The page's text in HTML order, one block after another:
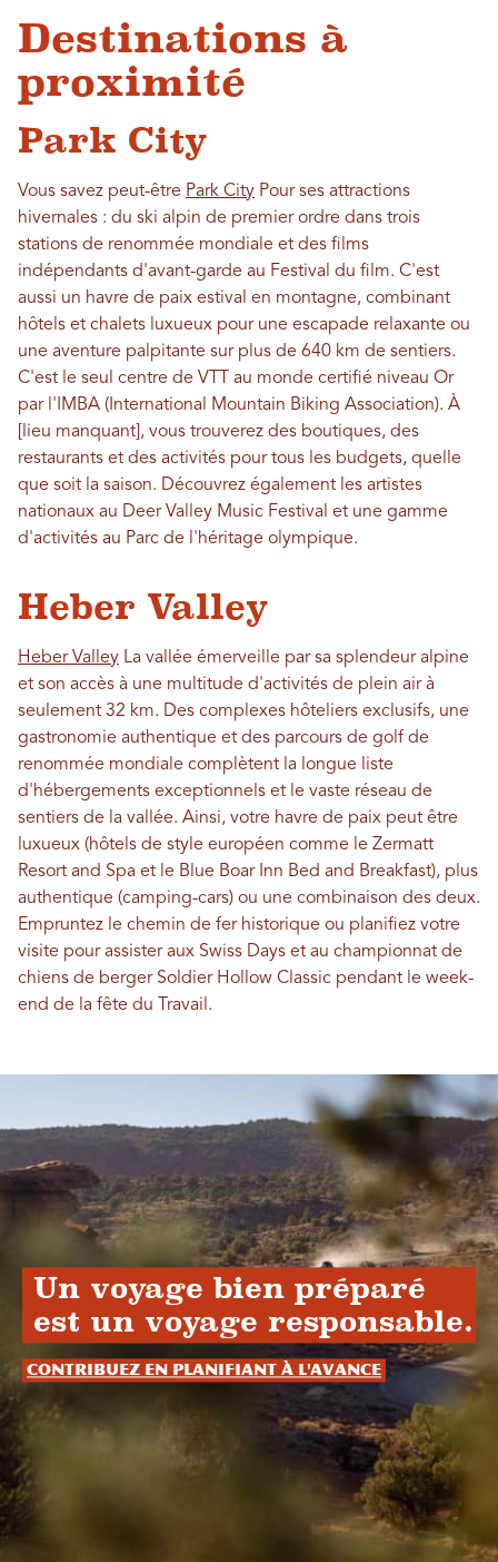
Destinations à
proximité
Park City
Vous savez peut-être Park City Pour ses attractions
hivernales : du ski alpin de premier ordre dans trois
stations de renommée mondiale et des films
indépendants d'avant-garde au Festival du film. C'est
aussi un havre de paix estival en montagne, combinant
hôtels et chalets luxueux pour une escapade relaxante ou
une aventure palpitante sur plus de 640 km de sentiers.
C'est le seul centre de VTT au monde certifié niveau Or
par l'IMBA (International Mountain Biking Association). À
[lieu manquant], vous trouverez des boutiques, des
restaurants et des activités pour tous les budgets, quelle
que soit la saison. Découvrez également les artistes
nationaux au Deer Valley Music Festival et une gamme
d'activités au Parc de l'héritage olympique.
Heber Valley
Heber Valley La vallée émerveille par sa splendeur alpine
et son accès à une multitude d'activités de plein air à
seulement 32 km. Des complexes hôteliers exclusifs, une
gastronomie authentique et des parcours de golf de
renommée mondiale complètent la longue liste
d'hébergements exceptionnels et le vaste réseau de
sentiers de la vallée. Ainsi, votre havre de paix peut être
luxueux (hôtels de style européen comme le Zermatt
Resort and Spa et le Blue Boar Inn Bed and Breakfast), plus
authentique (camping-cars) ou une combinaison des deux.
Empruntez le chemin de fer historique ou planifiez votre
visite pour assister aux Swiss Days et au championnat de
chiens de berger Soldier Hollow Classic pendant le week-
end de la fête du Travail.
Un voyage bien préparé
est un voyage responsable.
Contribuez en planifiant à l'avance